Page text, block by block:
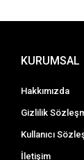
KURUMSAL
Hakkımızda
Gizlilik
Kullanıcı
İletişim